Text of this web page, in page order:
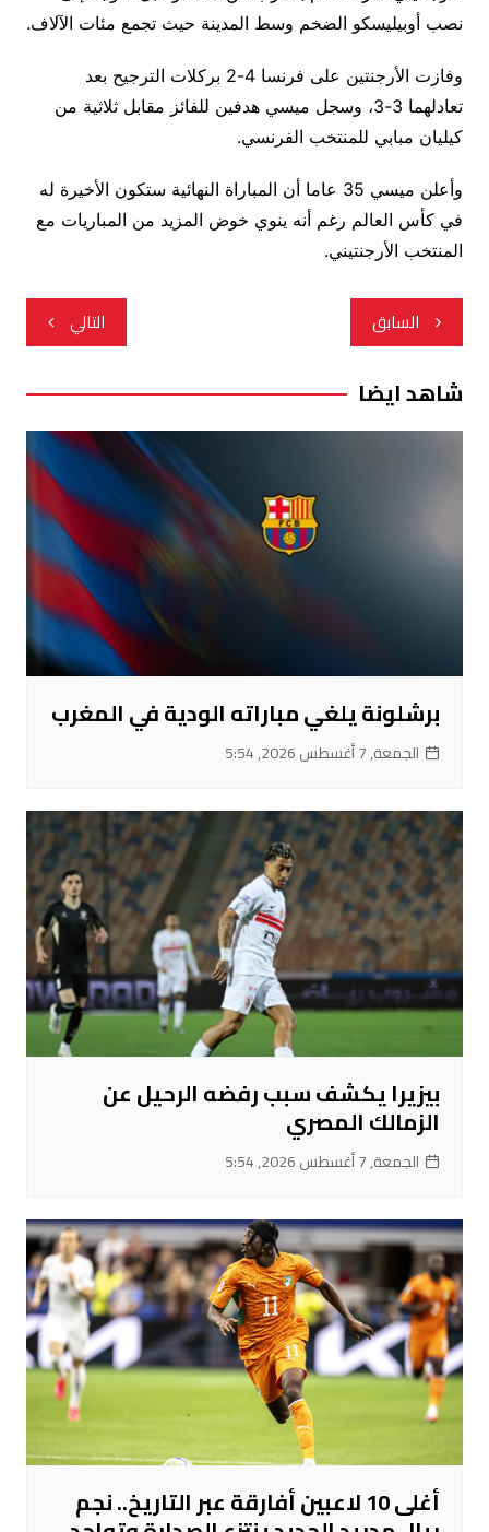
نصب أوبيليسكو الضخم وسط المدينة حيث تجمع مئات الآلاف.
وفازت الأرجنتين على فرنسا 4-2 بركلات الترجيح بعد
تعادلهما 3-3، وسجل ميسي هدفين للفائز مقابل ثلاثية من
كيليان مبابي للمنتخب الفرنسي.
وأعلن ميسي 35 عاما أن المباراة النهائية ستكون الأخيرة له
في كأس العالم رغم أنه ينوي خوض المزيد من المباريات مع
المنتخب الأرجنتيني.
تصفّح
المقالات
السابق التالي
شاهد ايضا
برشلونة يلغي مباراته الودية في المغرب
الجمعة, 7 أغسطس 2026, 5:54
بيزيرا يكشف سبب رفضه الرحيل عن
الزمالك المصري
الجمعة, 7 أغسطس 2026, 5:54
أغلى 10 لاعبين أفارقة عبر التاريخ.. نجم